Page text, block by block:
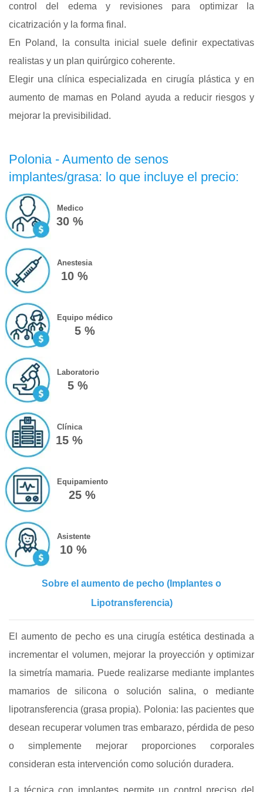
control del edema y revisiones para optimizar la
cicatrización y la forma final.
En Poland, la consulta inicial suele definir expectativas
realistas y un plan quirúrgico coherente.
Elegir una clínica especializada en cirugía plástica y en
aumento de mamas en Poland ayuda a reducir riesgos y
mejorar la previsibilidad.
Polonia - Aumento de senos
implantes/grasa: lo que incluye el precio:
Medico
30 %
Anestesia
10 %
Equipo médico
5 %
Laboratorio
5 %
Clínica
15 %
Equipamiento
25 %
Asistente
10 %
Sobre el aumento de pecho (Implantes o
Lipotransferencia)
El aumento de pecho es una cirugía estética destinada a
incrementar el volumen, mejorar la proyección y optimizar
la simetría mamaria. Puede realizarse mediante implantes
mamarios de silicona o solución salina, o mediante
lipotransferencia (grasa propia). Polonia: las pacientes que
desean recuperar volumen tras embarazo, pérdida de peso
o simplemente mejorar proporciones corporales
consideran esta intervención como solución duradera.